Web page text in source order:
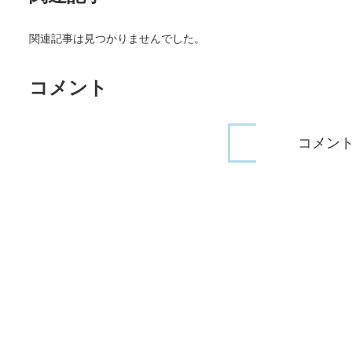
関連記事は見つかりませんでした。
コメント
コメン